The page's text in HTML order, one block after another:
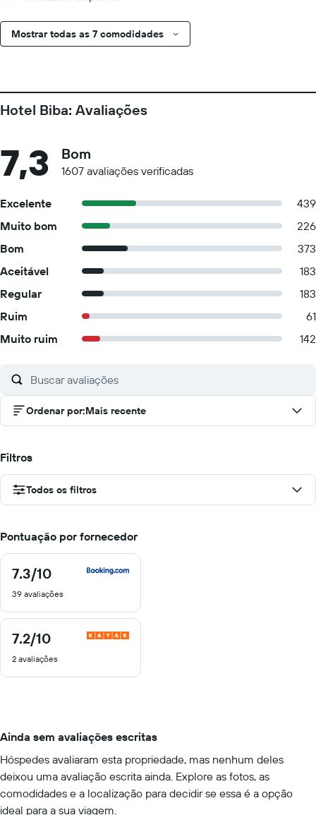
Mostrar todas as 7 comodidades
Hotel Biba: Avaliações
7,3 Bom
1607 avaliações verificadas
Excelente
439
Muito bom
226
Bom
373
Aceitável
183
Regular
183
Ruim
61
Muito ruim
142
Ordenar por:Mais recente
Filtros
Todos os filtros
Pontuação por fornecedor
7.3/10
7.3
10
39 avaliações
7.2/10
7.2
10
2 avaliações
Ainda sem avaliações escritas
Hóspedes avaliaram esta propriedade, mas nenhum deles
deixou uma avaliação escrita ainda. Explore as fotos, as
comodidades e a localização para decidir se essa é a opção
ideal para a sua viagem.